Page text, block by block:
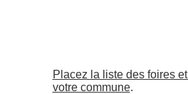
Placez la liste des foires
votre commune.